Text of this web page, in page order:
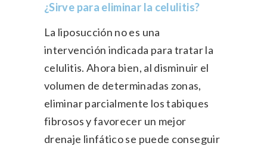
¿Sirve para eliminar la celulitis?
La liposucción no es una
intervención indicada para tratar la
celulitis. Ahora bien, al disminuir el
volumen de determinadas zonas,
eliminar parcialmente los tabiques
fibrosos y favorecer un mejor
drenaje linfático se puede conseguir